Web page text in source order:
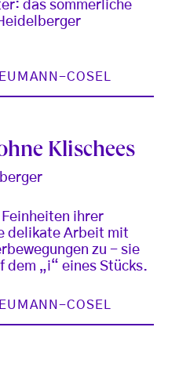
das sommerliche
COSEL
Klischees
ihrer
delikate Arbeit mit
zu - sie
dem „i“ eines Stücks.
COSEL